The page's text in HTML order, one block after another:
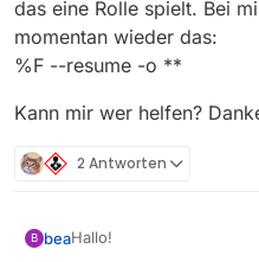
das eine Rolle spielt. Bei
momentan wieder das:
%F --resume -o **
Kann mir wer helfen?
2 Antworten
B beaHallo!